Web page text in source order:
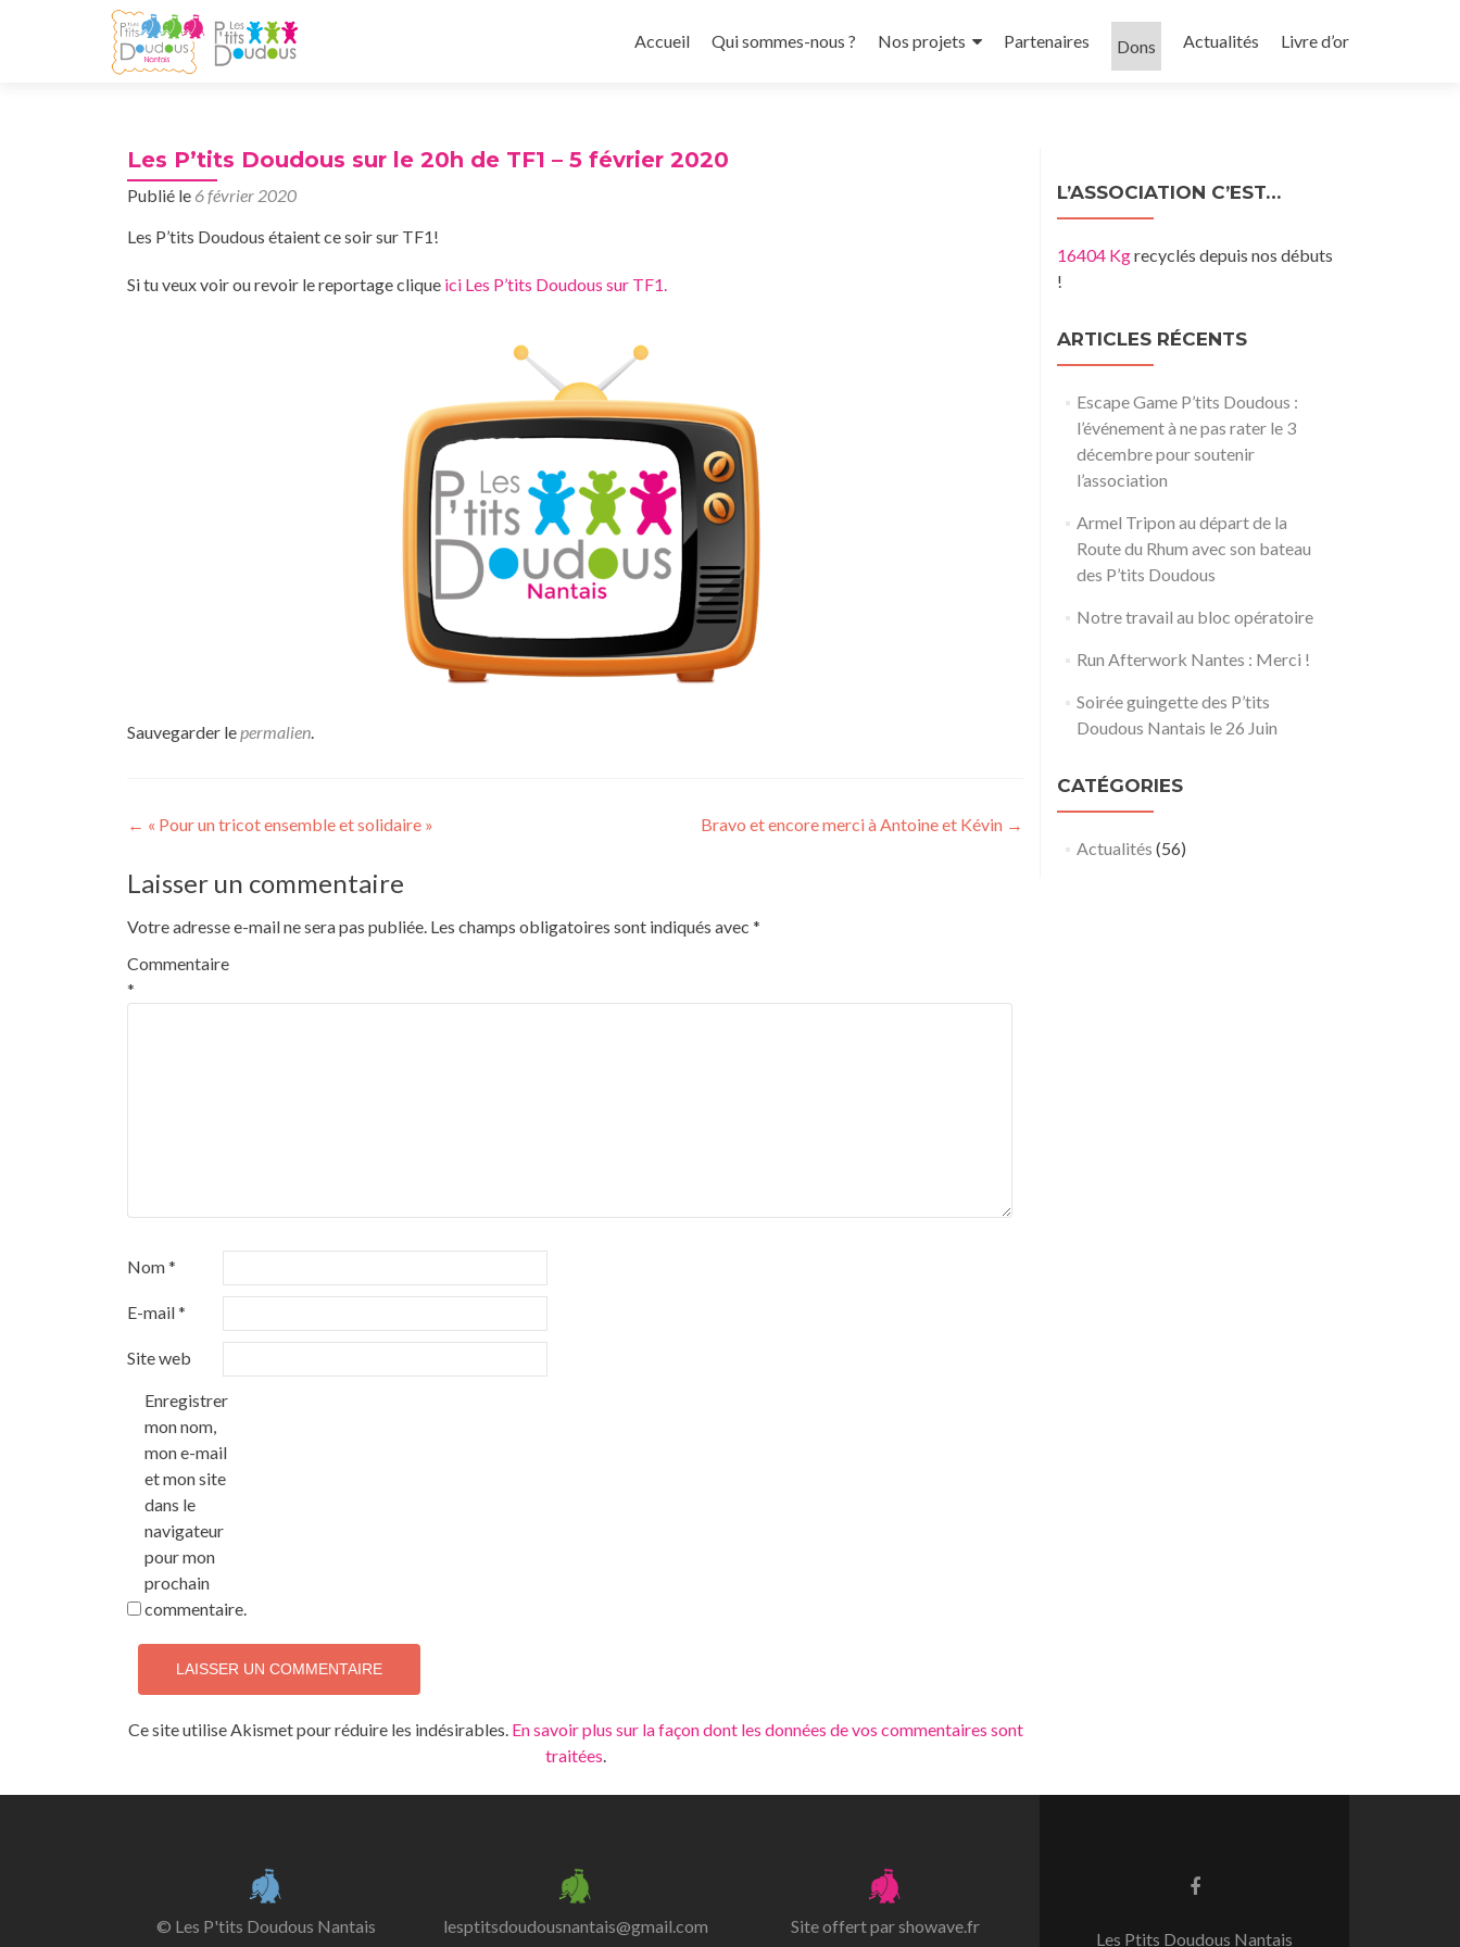
au
Accueil Qui sommes-nous ? Nos projets Partenaires Dons Actualités Livre d’or
Les P’tits Doudous sur le 20h de TF1 – 5 février 2020
Publié le 6 février 2020
Les P’tits Doudous étaient ce soir sur TF1!
Si tu veux voir ou revoir le reportage clique ici Les P’tits Doudous sur TF1.
Sauvegarder lepermalien.
Navigation
de
l’article
← « Pour un tricot ensemble et solidaire » Bravo et encore merci à Antoine et Kévin →
Laisser un commentaire
Votre adresse e-mail ne sera pas publiée. Les champs obligatoires sont indiqués avec *
Commentaire
*
Nom*
E-mail*
Site web
Enregistrer
mon nom,
mon e-mail
et mon site
dans le
navigateur
pour mon
prochain
commentaire.
Ce site utilise Akismet pour réduire les indésirables. En savoir plus sur la façon dont les données de vos commentaires sont
traitées.
L’ASSOCIATION C’EST…
16404 Kgrecyclés depuis nos débuts
!
ARTICLES RÉCENTS
Escape Game P’tits Doudous :
l’événement à ne pas rater le 3
décembre pour soutenir
l’association
Armel Tripon au départ de la
Route du Rhum avec son bateau
des P’tits Doudous
Notre travail au bloc opératoire
Run Afterwork Nantes : Merci !
Soirée guingette des P’tits
Doudous Nantais le 26 Juin
CATÉGORIES
Actualités (56)
© Les P'tits Doudous Nantais lesptitsdoudousnantais@gmail.com Site offert parshowave.fr
Lien
Les Ptits Doudous Nantais